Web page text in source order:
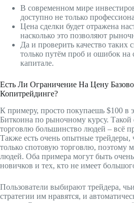
В современном мире
доступно не только
Цена сделки будет отражена
насколько это позволяют
Да и проверить качество таких
только путём проб и ошибок на
капитале.
Есть Ли Ограничение На Цену
Копитрейдинге?
К примеру, просто покупаешь $100 в
Биткоина по рыночному курсу. Такой
торговлю большинство людей – всё
Также есть очень опытные трейдеры,
только спотовую торговлю, поэтому
людей. Оба примера могут быть
новичков и тех, кто не имеет
Пользователи выбирают трейдера,
стратегии им нравятся, и